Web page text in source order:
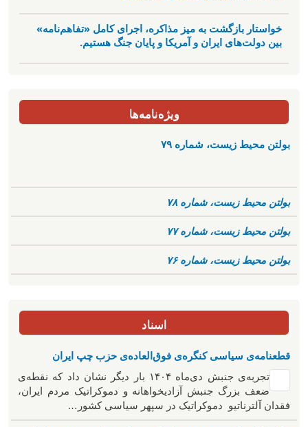
خواستار بازگشت به میز مذاکره، اجرای کامل «تفاهم‌نامه»
بین دولت‌های ایران و آمریکا و پایان جنگ هستیم.
ویژه‌نامه‌ها
بولتن محیط زیست، شماره ۷۹
بولتن محیط زیست، شماره ۷۸
بولتن محیط زیست، شماره ۷۷
بولتن محیط زیست، شماره ۷۶
اسناد
قطعنامه‌ی سیاسی کنگره‌ی فوق‌العاده‌ی حزب چپ ایران
تجربه‌ی جنبش دی‌ماه ۱۴۰۴ بار دیگر نشان داد که نقطه‌ی
ضعف بزرگ جنبش آزادیخواهانه و دموکراتیک مردم ایران،
فقدان آلترناتیو دموکراتیک در سپهر سیاسی کشور…